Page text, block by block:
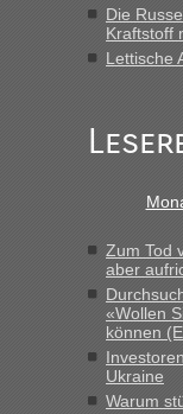
Die
Kraftstoff
Lettische
Zum Tod
aber
«Wollen
können
Ukraine
Warum